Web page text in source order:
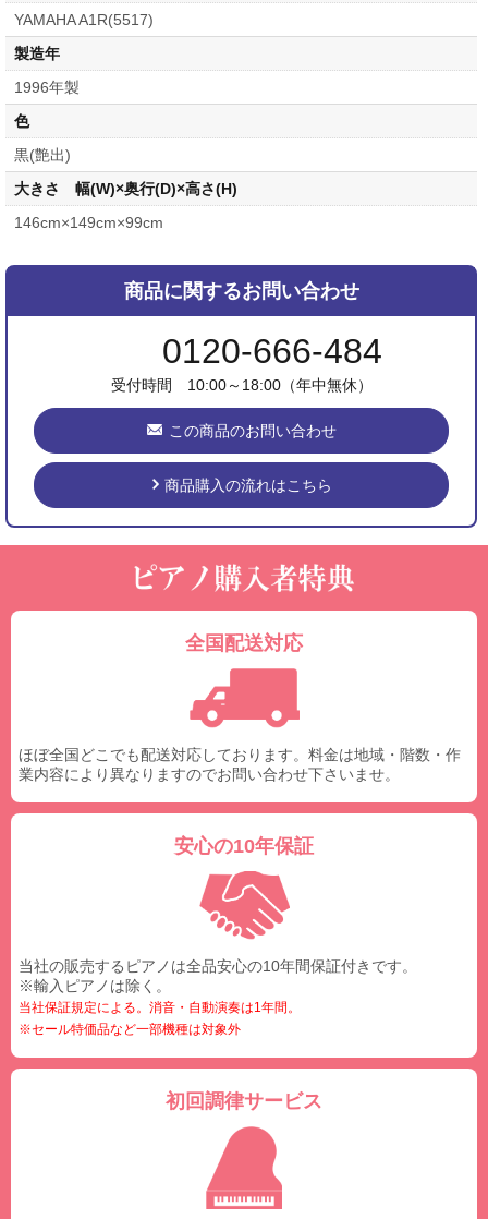
YAMAHA A1R(5517)
製造年
1996年製
色
黒(艶出)
大きさ 幅(W)×奥行(D)×高さ(H)
146cm×149cm×99cm
商品に関するお問い合わせ
0120-666-484
受付時間 10:00～18:00（年中無休）
この商品のお問い合わせ
商品購入の流れはこちら
全国配送対応
ほぼ全国どこでも配送対応しております。料金は地域・階数・作
業内容により異なりますのでお問い合わせ下さいませ。
安心の10年保証
当社の販売するピアノは全品安心の10年間保証付きです。
※輸入ピアノは除く。
当社保証規定による。消音・自動演奏は1年間。
※セール特価品など一部機種は対象外
初回調律サービス